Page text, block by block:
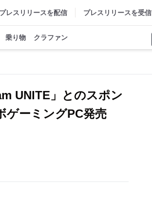
プレスリリースを配信 プレスリリースを受信
乗り物 クラファン
UNITE」とのスポン
ゲーミングPC発売